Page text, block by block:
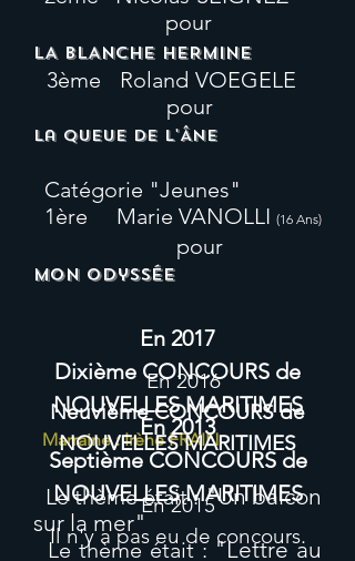
pour
LA BLANCHE HERMINE
3ème Roland VOEGELE
pour
La queue de l'Âne
Catégorie "Jeunes"
1ère Marie VANOLLI (16 Ans)
pour
Mon odyssée
En 2017
Dixième CONCOURS de
NOUVELLES MARITIMES
Marraine : Irène FRAIN
Le thème était :"Un balcon
sur la mer"
En 2016
NeuvièmeCONCOURS de
NOUVELLES MARITIMES
En 2015
Il n'y a pas eu de concours.
En 2013
Septième CONCOURS de
NOUVELLES MARITIMES
Le thème était : "Lettre au